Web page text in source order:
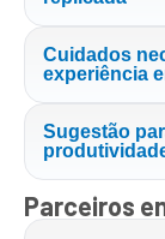
Cuidados
experiência
Sugestão
Parceiros